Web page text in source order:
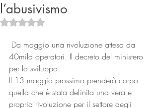
Connect
l’abusivismo
Valutazione NaN stelle su 5.
40mila operatori. Il decreto del ministero
per lo sviluppo
Il 13 maggio prossimo prenderà corpo
quella che è stata definita una vera e
propria rivoluzione per il settore degli